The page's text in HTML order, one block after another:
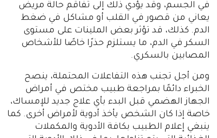
في الجسم، وقد يؤدي ذلك إلى تفاقم حالة مريض
يعاني من قصور في القلب أو مشاكل في ضغط
الدم. كذلك، قد تؤثر بعض الملينات على مستوى
السكر في الدم، ما يستلزم حذرًا خاصًا للأشخاص
المصابين بالسكري.
ومن أجل تجنب هذه التفاعلات المحتملة، ينصح
الخبراء دائمًا بمراجعة طبيب مختص في أمراض
الجهاز الهضمي قبل البدء بأي علاج جديد للإمساك،
خاصة إذا كان الشخص يأخذ أدوية لأمراض أخرى. كما
ينبغي إعلام الطبيب بكافة الأدوية والمكملات